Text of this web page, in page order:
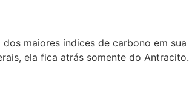
maiores índices de carbono em sua
ela fica atrás somente do Antracito.